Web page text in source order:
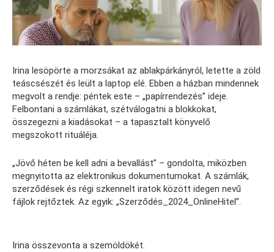
Irina lesöpörte a morzsákat az ablakpárkányról, letette a zöld
teáscsészét és leült a laptop elé. Ebben a házban mindennek
megvolt a rendje: péntek este – „papírrendezés” ideje.
Felbontani a számlákat, szétválogatni a blokkokat,
összegezni a kiadásokat – a tapasztalt könyvelő
megszokott rituáléja.
„Jövő héten be kell adni a bevallást” – gondolta, miközben
megnyitotta az elektronikus dokumentumokat. A számlák,
szerződések és régi szkennelt iratok között idegen nevű
fájlok rejtőztek. Az egyik: „Szerződés_2024_OnlineHitel”.
Irina összevonta a szemöldökét.